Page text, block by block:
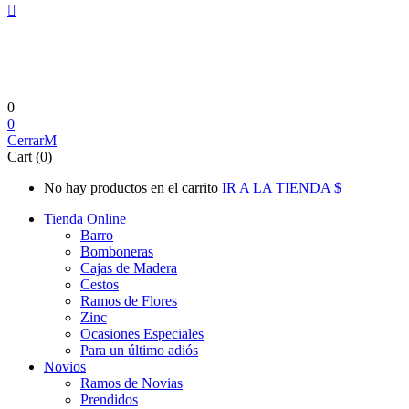
0
0
Cerrar
Cart (0)
No hay productos en el carrito IR A LA TIENDA
Tienda Online
Barro
Bomboneras
Cajas de Madera
Cestos
Ramos de Flores
Zinc
Ocasiones Especiales
Para un último adiós
Novios
Ramos de Novias
Prendidos